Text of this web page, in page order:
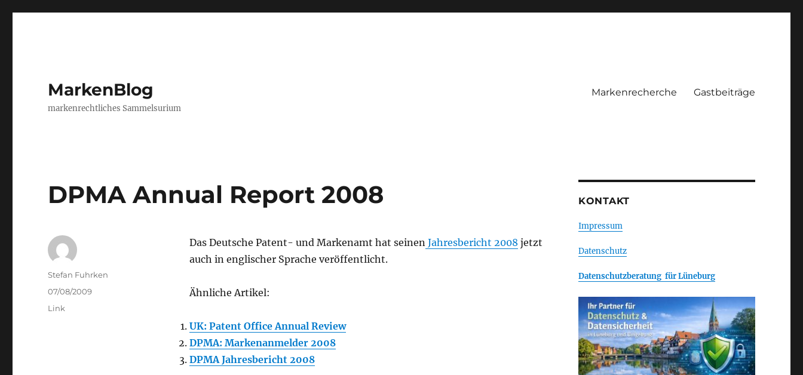
MarkenBlog
markenrechtliches Sammelsurium
Markenrecherche Gastbeiträge
DPMA Annual Report 2008
Das Deutsche Patent- und Markenamt hat seinenJahresbericht 2008 jetzt
auch in englischer Sprache veröffentlicht.
Ähnliche Artikel:
UK: Patent Office Annual Review
DPMA: Markenanmelder 2008
DPMA Jahresbericht 2008
Author
Stefan Fuhrken
Posted
on
07/08/2009
Categories
Link
KONTAKT
Impressum
Datenschutz
Datenschutzberatung für Lüneburg